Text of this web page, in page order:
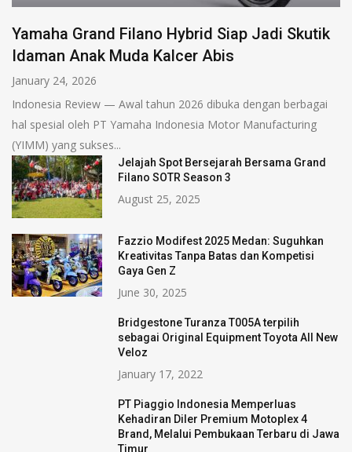
Yamaha Grand Filano Hybrid Siap Jadi Skutik
Idaman Anak Muda Kalcer Abis
January 24, 2026
Indonesia Review — Awal tahun 2026 dibuka dengan berbagai
hal spesial oleh PT Yamaha Indonesia Motor Manufacturing
(YIMM) yang sukses...
Jelajah Spot Bersejarah Bersama Grand
Filano SOTR Season 3
August 25, 2025
Fazzio Modifest 2025 Medan: Suguhkan
Kreativitas Tanpa Batas dan Kompetisi
Gaya Gen Z
June 30, 2025
Bridgestone Turanza T005A terpilih
sebagai Original Equipment Toyota All New
Veloz
January 17, 2022
PT Piaggio Indonesia Memperluas
Kehadiran Diler Premium Motoplex 4
Brand, Melalui Pembukaan Terbaru di Jawa
Timur